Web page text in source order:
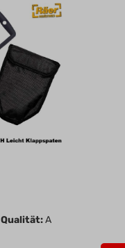
Qualität:A